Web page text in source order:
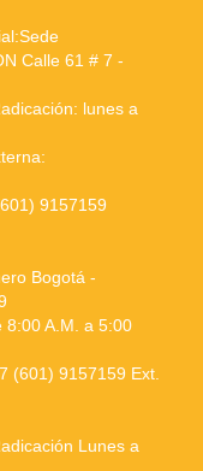
Calle 61 # 7 -
lunes a
9157159
Bogotá -
8:00 A.M. a 5:00
(601) 9157159 Ext.
Lunes a